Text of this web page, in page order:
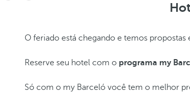
O feriado está chegando e temos
Reserve seu hotel com o programa my
Só com o my Barceló você tem o melhor